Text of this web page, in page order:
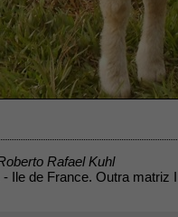
Rafael Kuhl
- Ile de France. Outra matriz